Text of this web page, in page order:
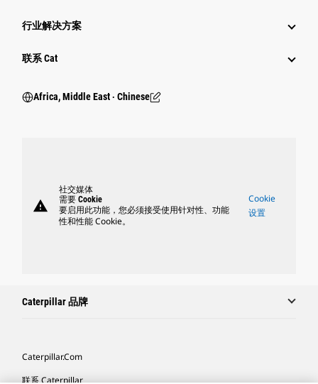
行业解决方案
行业
联系 Cat
Africa, Middle East ‧ Chinese
warning
社交媒体
需要 Cookie
要启用此功能，您必须接受使用针对性、功能
性和性能 Cookie。
Cookie
设置
Caterpillar 品牌
Caterpillar.com
联系 Caterpillar